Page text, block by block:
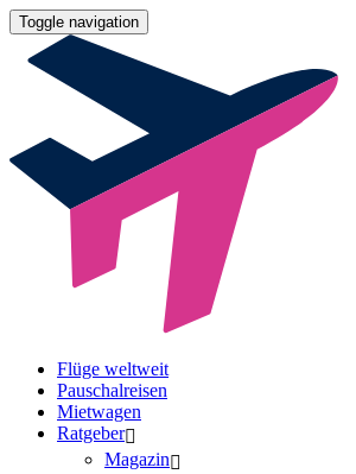
Toggle navigation
Flüge weltweit
Pauschalreisen
Mietwagen
Ratgeber
Magazin